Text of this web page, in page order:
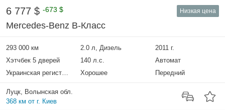
6 777 $ -673 $ Низкая цена
Mercedes-Benz B-Класс
293 000 км 2.0 л, Дизель
2011 г.
Хэтчбек 5 дверей
140 л.с.
Автомат
Украинская регистрация
Хорошее Передний
Луцк, Волынская обл.
368 км от г. Киев